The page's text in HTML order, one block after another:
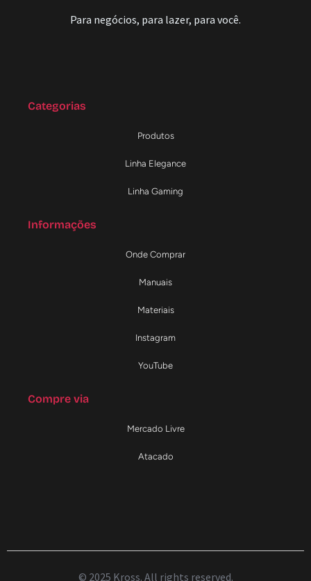
Para negócios, para lazer, para você.
Categorias
Produtos
Linha Elegance
Linha Gaming
Informações
Onde Comprar
Manuais
Materiais
Instagram
YouTube
Compre via
Mercado Livre
Atacado
© 2025 Kross. All rights reserved.